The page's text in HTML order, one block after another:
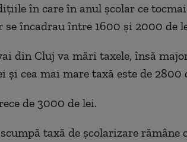
în care în anul școlar ce
încadrau între 1600 și 2000 de
din Cluj va mări taxele, însă
cea mai mare taxă este de 2800
de 3000 de lei.
taxă de școlarizare rămâne